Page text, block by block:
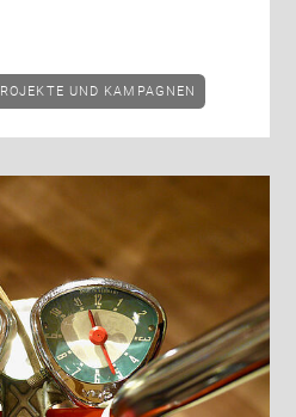
PROJEKTE UND KAMPAGNEN